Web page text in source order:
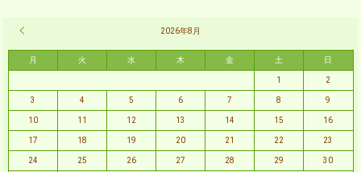
2026年8月
月 火 水 木 金 土 日
1 2
3 4 5 6 7 8 9
10 11 12 13 14 15 16
17 18 19 20 21 22 23
24 25 26 27 28 29 30